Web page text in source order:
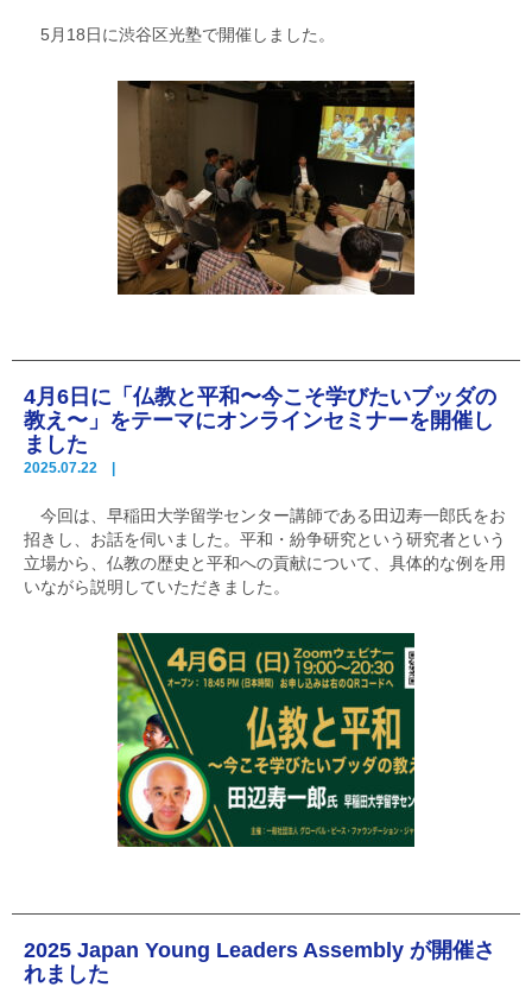
5月18日に渋谷区光塾で開催しました。
4月6日に「仏教と平和〜今こそ学びたいブッダの
教え〜」をテーマにオンラインセミナーを開催し
ました
2025.07.22 |
今回は、早稲田大学留学センター講師である田辺寿一郎氏をお
招きし、お話を伺いました。平和・紛争研究という研究者という
立場から、仏教の歴史と平和への貢献について、具体的な例を用
いながら説明していただきました。
2025 Japan Young Leaders Assembly が開催さ
れました